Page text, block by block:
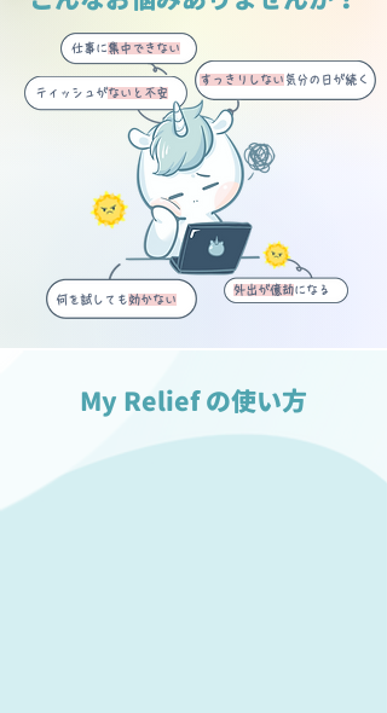
仕事に 集中できない
何を試しても 効かない
すっきりしない 気分の日が続く
ティッシュがないと不安
外出が億劫になる
My Relief の使い方